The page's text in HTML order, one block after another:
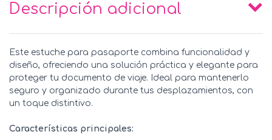
Descripción adicional
Este estuche para pasaporte combina funcionalidad y
diseño, ofreciendo una solución práctica y elegante para
proteger tu documento de viaje. Ideal para mantenerlo
seguro y organizado durante tus desplazamientos, con
un toque distintivo.
Características principales: